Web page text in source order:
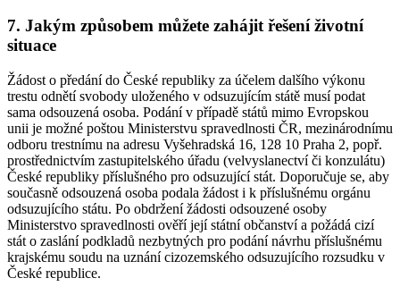
7. Jakým způsobem můžete zahájit řešení životní
situace
Žádost o předání do České republiky za účelem dalšího výkonu
trestu odnětí svobody uloženého v odsuzujícím státě musí podat
sama odsouzená osoba. Podání v případě států mimo Evropskou
unii je možné poštou Ministerstvu spravedlnosti ČR, mezinárodnímu
odboru trestnímu na adresu Vyšehradská 16, 128 10 Praha 2, popř.
prostřednictvím zastupitelského úřadu (velvyslanectví či konzulátu)
České republiky příslušného pro odsuzující stát. Doporučuje se, aby
současně odsouzená osoba podala žádost i k příslušnému orgánu
odsuzujícího státu. Po obdržení žádosti odsouzené osoby
Ministerstvo spravedlnosti ověří její státní občanství a požádá cizí
stát o zaslání podkladů nezbytných pro podání návrhu příslušnému
krajskému soudu na uznání cizozemského odsuzujícího rozsudku v
České republice.